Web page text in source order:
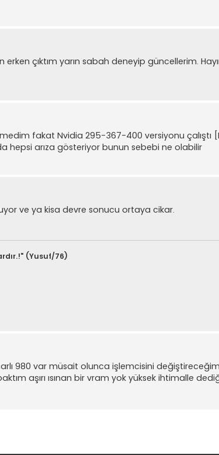
çıktım yarın sabah deneyip güncellerim.
fakat Nvidia 295-367-400 versiyonu çalıştı
hepsi arıza gösteriyor bunun sebebi ne olabilir
ve ya kisa devre sonucu ortaya cikar.
(Yusuf/76)
980 var müsait olunca işlemcisini
aşırı ısınan bir vram yok yüksek ihtimalle